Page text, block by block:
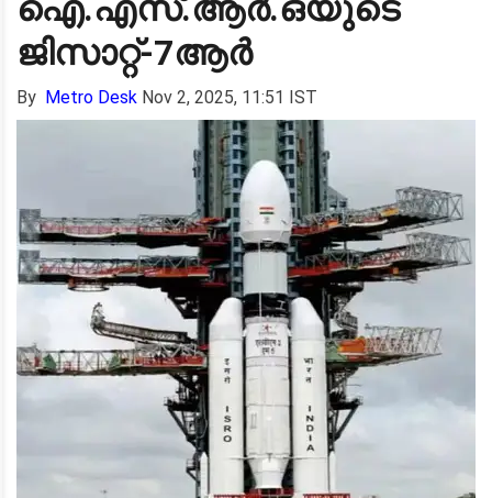
ഐ.എസ്.ആർ.ഒയുടെ
ജിസാറ്റ്-7ആർ
By Metro Desk Nov 2, 2025, 11:51 IST